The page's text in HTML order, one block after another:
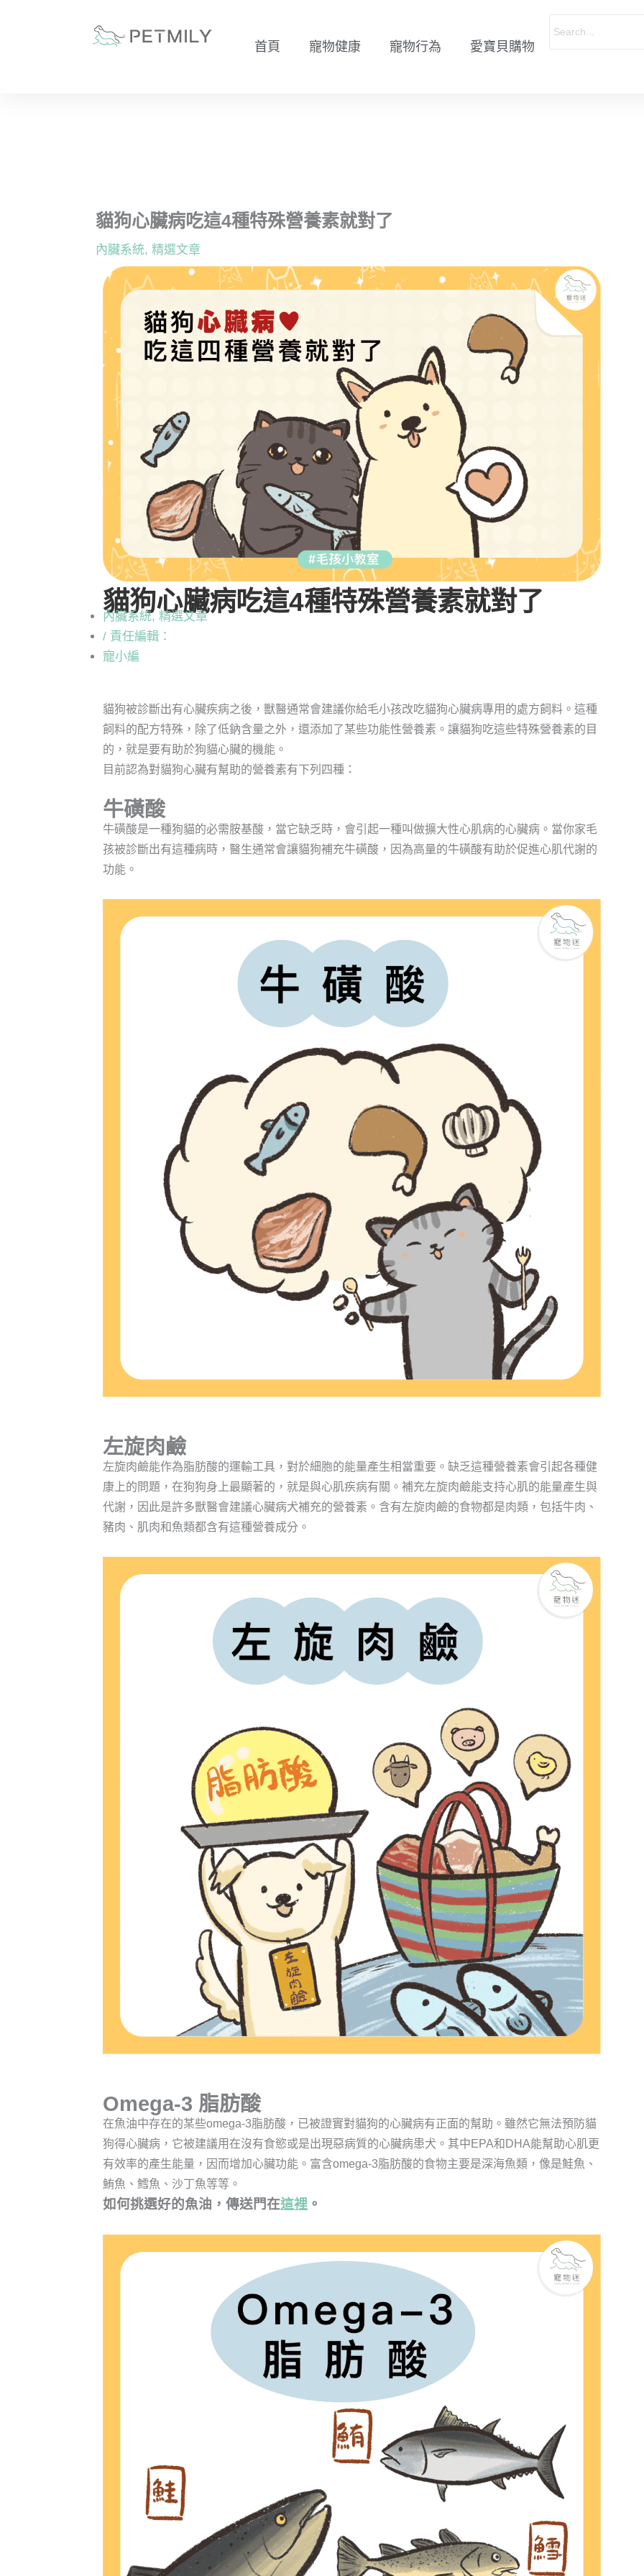
首頁 寵物健康 寵物行為 愛寶貝購物
貓狗心臟病吃這4種特殊營養素就對了
內臟系統,精選文章
貓狗心臟病吃這4種特殊營養素就對了
內臟系統,精選文章
/ 責任編輯：
寵小編
貓狗被診斷出有心臟疾病之後，獸醫通常會建議你給毛小孩改吃貓狗心臟病專用的處方飼料。這種
飼料的配方特殊，除了低鈉含量之外，還添加了某些功能性營養素。讓貓狗吃這些特殊營養素的目
的，就是要有助於狗貓心臟的機能。
目前認為對貓狗心臟有幫助的營養素有下列四種：
牛磺酸
牛磺酸是一種狗貓的必需胺基酸，當它缺乏時，會引起一種叫做擴大性心肌病的心臟病。當你家毛
孩被診斷出有這種病時，醫生通常會讓貓狗補充牛磺酸，因為高量的牛磺酸有助於促進心肌代謝的
功能。
左旋肉鹼
左旋肉鹼能作為脂肪酸的運輸工具，對於細胞的能量產生相當重要。缺乏這種營養素會引起各種健
康上的問題，在狗狗身上最顯著的，就是與心肌疾病有關。補充左旋肉鹼能支持心肌的能量產生與
代謝，因此是許多獸醫會建議心臟病犬補充的營養素。含有左旋肉鹼的食物都是肉類，包括牛肉、
豬肉、肌肉和魚類都含有這種營養成分。
Omega-3 脂肪酸
在魚油中存在的某些omega-3脂肪酸，已被證實對貓狗的心臟病有正面的幫助。雖然它無法預防貓
狗得心臟病，它被建議用在沒有食慾或是出現惡病質的心臟病患犬。其中EPA和DHA能幫助心肌更
有效率的產生能量，因而增加心臟功能。富含omega-3脂肪酸的食物主要是深海魚類，像是鮭魚、
鮪魚、鱈魚、沙丁魚等等。
如何挑選好的魚油，傳送門在這裡 。